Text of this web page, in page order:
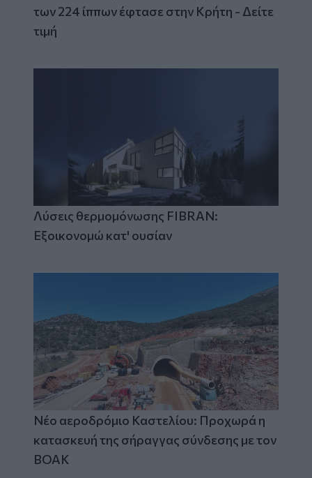
των 224 ίππων έφτασε στην Κρήτη - Δείτε
τιμή
Λύσεις θερμομόνωσης FIBRAN:
Εξοικονομώ κατ' ουσίαν
Νέο αεροδρόμιο Καστελίου: Προχωρά η
κατασκευή της σήραγγας σύνδεσης με τον
ΒΟΑΚ